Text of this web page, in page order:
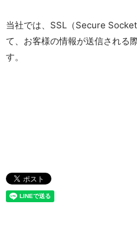
当社では、SSL（Secure
て、お客様の情報が送信される
す。